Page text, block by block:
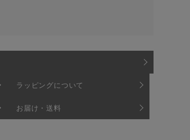
ラッピングについて
お届け・送料